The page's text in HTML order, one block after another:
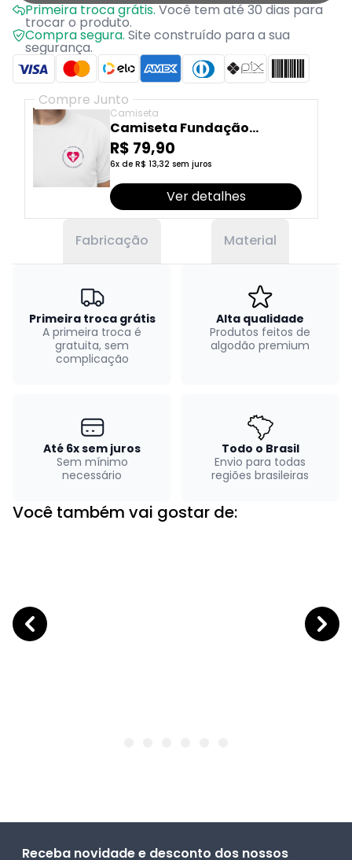
Primeira troca grátis.Você tem até 30 dias para
trocar o produto.
Compra segura. Site construído para a sua
segurança.
Compre Junto
Camiseta
Camiseta Fundação
Cristiano Varella
R$ 79,90
6x de R$ 13,32 sem juros
Ver detalhes
Fabricação Material
Primeira troca grátis
A primeira troca é
gratuita, sem
complicação
Alta qualidade
Produtos feitos de
algodão premium
Até 6x sem juros
Sem mínimo
necessário
Todo o Brasil
Envio para todas
regiões brasileiras
Você também vai gostar de:
Receba novidade e desconto dos nossos